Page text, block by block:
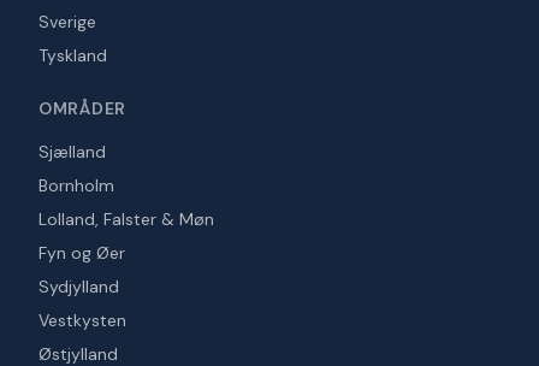
Sverige
Tyskland
OMRÅDER
Sjælland
Bornholm
Lolland, Falster & Møn
Fyn og Øer
Sydjylland
Vestkysten
Østjylland